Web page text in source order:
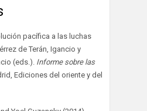
pacífica a las luchas
de Terán, Igancio y
(eds.). Informe sobre las
Ediciones del oriente y del